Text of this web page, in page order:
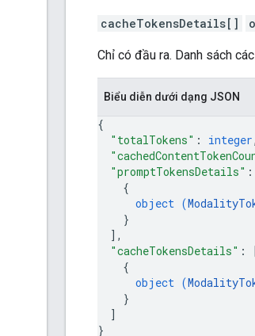
cacheTokensDetails[]
Chỉ có đầu ra. Danh sách
Biểu diễn dưới dạng JSON
{
"totalTokens" : integer,
"promptTokensDetails" :
{
object (
}
] ,
"cacheTokensDetails" :
{
object (
}
]
}